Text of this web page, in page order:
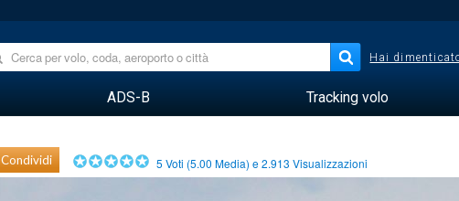
Hai
ADS-B Tracking volo
Condividi 5 Voti (5.00 Media) e2.913 Visualizzazioni